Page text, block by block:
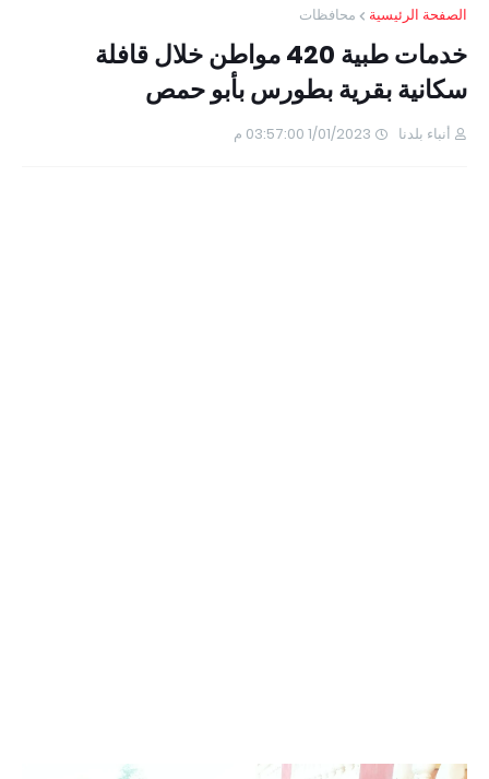
الصفحة الرئيسية محافظات
خدمات طبية 420 مواطن خلال قافلة
سكانية بقرية بطورس بأبو حمص
أنباء بلدنا 1/01/2023 03:57:00 م